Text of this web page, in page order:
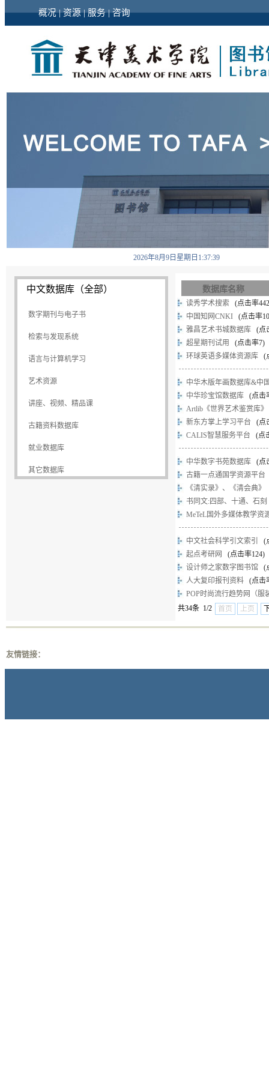
概况|资源|服务|咨询
2026年8月9日星期日1:37:40
中文数据库（全部）
数字期刊与电子书
检索与发现系统
语言与计算机学习
艺术资源
讲座、视频、精品课
古籍资料数据库
就业数据库
其它数据库
数据库名称
读秀学术搜索 (点击率
中国知网CNKI
(点击率
雅昌艺术书城数据库
(点
超星期刊试用
(点击率7)
环球英语多媒体资源库
(
中华木版年画数据库&中
中华珍宝馆数据库
(点击
Artlib《世界艺术鉴赏库》
新东方掌上学习平台
(点
CALIS智慧服务平台
(点
中华数字书苑数据库
(点
古籍一点通国学资源平台
《清实录》、《清会典》
书同文:四部、十通、石刻
MeTeL国外多媒体教学资
中文社会科学引文索引
(
起点考研网
(点击率124)
设计师之家数字图书馆
(
人大复印报刊资料
(点击
POP时尚流行趋势网（
共34条 1/2
首页 上页
友情链接：